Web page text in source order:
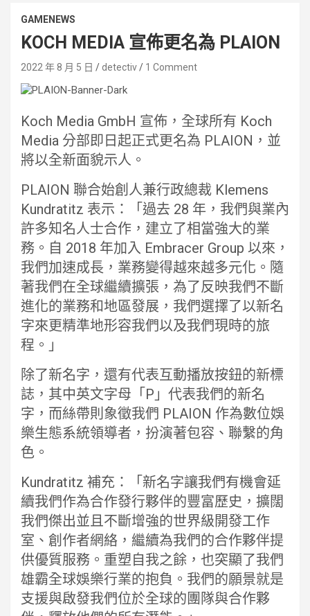
GAMENEWS
KOCH MEDIA 宣佈更名為 PLAION
2022 年 8 月 5 日 detectiv 1 Comment
Koch Media GmbH 宣佈，全球所有 Koch
Media 分部即日起正式更名為 PLAION，並
將以全新面貌示人。
PLAION 聯合始創人兼行政總裁 Klemens
Kundratitz 表示：「過去 28 年，我們與業內
許多知名人士合作，建立了相當強大的業
務。自 2018 年加入 Embracer Group 以來，
我們加速成長，業務變得越來越多元化。隨
著我們在全球繼續擴張，為了反映我們不斷
進化的業務和地區發展，我們選擇了以新名
字來更精準地形容我們以及我們現時的旅
程。」
除了新名字，還有代表互動播放按鈕的新標
誌，其中英文字母「P」代表我們的新名
字，而絲帶則象徵我們 PLAION 作為數位娛
樂生態系統領導者，扮演著包容、聯繫的角
色。
Kundratitz 補充：「新名字讓我們有機會延
續我們作為合作發行夥伴的豐富歷史，擴闊
我們傑出並且不斷增強的世界級開發工作
室、創作者網絡，繼續為我們的合作夥伴提
供優質服務。重塑自我之餘，也突顯了我們
雄霸全球娛樂行業的抱負。我們的願景就是
支援與啟發我們位於全球的團隊與合作夥